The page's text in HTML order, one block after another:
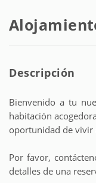
Descripción
Bienvenido a tu
habitación
oportunidad de vivir
Por favor,
detalles de una